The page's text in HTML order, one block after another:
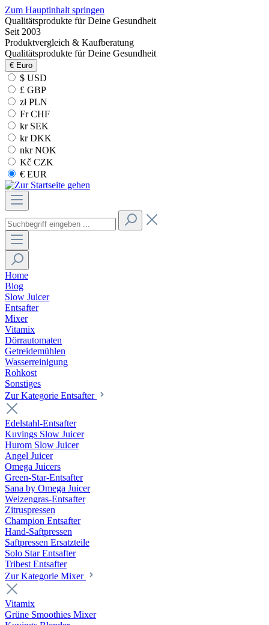
Zum Hauptinhalt springen
Qualitätsprodukte für Deine Gesundheit
Seit 2003
Produktvergleich & Kaufberatung
Qualitätsprodukte für Deine Gesundheit
€ Euro
$ USD
£ GBP
zł PLN
Fr CHF
kr SEK
kr DKK
nkr NOK
Kč CZK
€ EUR
Home
Blog
Slow Juicer
Entsafter
Mixer
Vitamix
Dörrautomaten
Getreidemühlen
Wasserreinigung
Rohkost
Sonstiges
Zur Kategorie Entsafter
Edelstahl-Entsafter
Kuvings Slow Juicer
Hurom Slow Juicer
Angel Juicer
Omega Juicers
Green-Star-Entsafter
Sana by Omega Juicer
Weizengras-Entsafter
Zitruspressen
Champion Entsafter
Hand-Saftpressen
Saftpressen Ersatzteile
Solo Star Entsafter
Tribest Entsafter
Zur Kategorie Mixer
Vitamix
Grüne Smoothies Mixer